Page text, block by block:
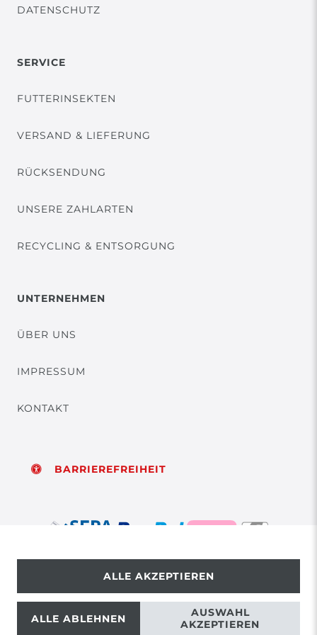
DATENSCHUTZ
SERVICE
FUTTERINSEKTEN
VERSAND & LIEFERUNG
RÜCKSENDUNG
UNSERE ZAHLARTEN
RECYCLING & ENTSORGUNG
UNTERNEHMEN
ÜBER UNS
IMPRESSUM
KONTAKT
BARRIEREFREIHEIT
© Copyright 2026 | Alle Rechte vorbehalten.
ALLE AKZEPTIEREN
ALLE ABLEHNEN
AUSWAHL
AKZEPTIEREN